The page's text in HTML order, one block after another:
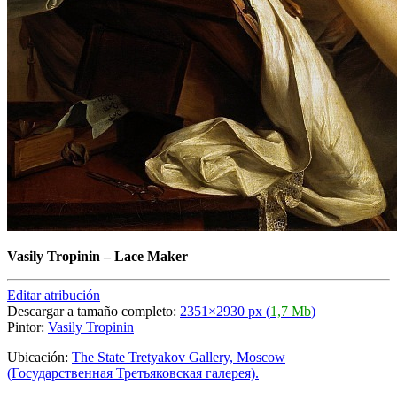
Vasily Tropinin –Lace Maker
Editar atribución
Descargar a tamaño completo: 2351×2930 px (1,7 Mb)
Pintor: Vasily Tropinin
Ubicación: The State Tretyakov Gallery, Moscow
(Государственная Третьяковская галерея).